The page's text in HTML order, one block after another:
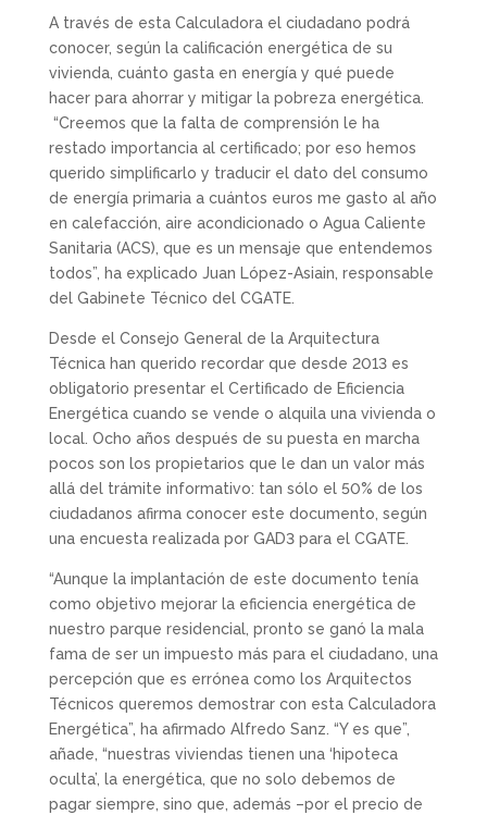
A través de esta Calculadora el ciudadano podrá
conocer, según la calificación energética de su
vivienda, cuánto gasta en energía y qué puede
hacer para ahorrar y mitigar la pobreza energética.
“Creemos que la falta de comprensión le ha
restado importancia al certificado; por eso hemos
querido simplificarlo y traducir el dato del consumo
de energía primaria a cuántos euros me gasto al año
en calefacción, aire acondicionado o Agua Caliente
Sanitaria (ACS), que es un mensaje que entendemos
todos”, ha explicado Juan López-Asiain, responsable
del Gabinete Técnico del CGATE.
Desde el Consejo General de la Arquitectura
Técnica han querido recordar que desde 2013 es
obligatorio presentar el Certificado de Eficiencia
Energética cuando se vende o alquila una vivienda o
local. Ocho años después de su puesta en marcha
pocos son los propietarios que le dan un valor más
allá del trámite informativo: tan sólo el 50% de los
ciudadanos afirma conocer este documento, según
una encuesta realizada por GAD3 para el CGATE.
“Aunque la implantación de este documento tenía
como objetivo mejorar la eficiencia energética de
nuestro parque residencial, pronto se ganó la mala
fama de ser un impuesto más para el ciudadano, una
percepción que es errónea como los Arquitectos
Técnicos queremos demostrar con esta Calculadora
Energética”, ha afirmado Alfredo Sanz. “Y es que”,
añade, “nuestras viviendas tienen una ‘hipoteca
oculta’, la energética, que no solo debemos de
pagar siempre, sino que, además –por el precio de